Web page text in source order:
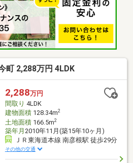
水-本下水、ＩＨクッキングヒー
ンターホン
町 2,288万円 4LDK
2,288万円
間取り 4LDK
建物面積128.34m2
土地面積166.5m2
築年月 2010年11月(築15年10ヶ月)
ＪＲ東海道本線 南彦根駅 徒歩29分
その他の交通